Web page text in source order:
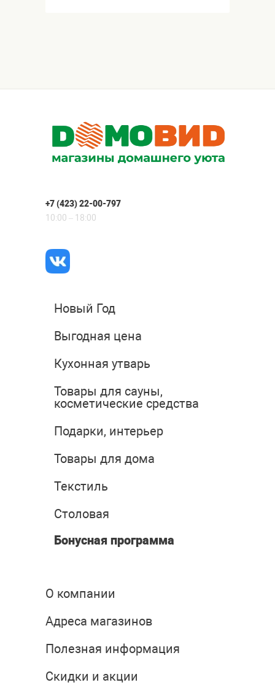
+7 (423) 22-00-797
10:00 – 18:00
Новый Год
Выгодная цена
Кухонная утварь
Товары для сауны,
косметические средства
Подарки, интерьер
Товары для дома
Текстиль
Столовая
Бонусная программа
О компании
Адреса магазинов
Полезная информация
Скидки и акции